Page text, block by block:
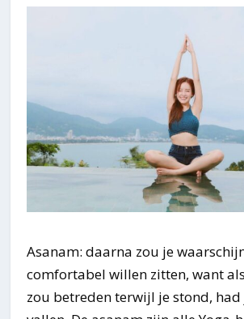
Asanam: daarna zou je
comfortabel willen zitten, want
zou betreden terwijl je stond,